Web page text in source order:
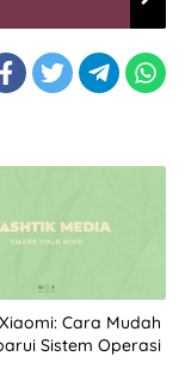
Cara Mudah
Sistem Operasi